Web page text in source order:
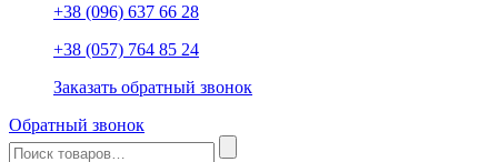
+38 (096) 637 66 28
+38 (057) 764 85 24
Заказать обратный звонок
Обратный звонок